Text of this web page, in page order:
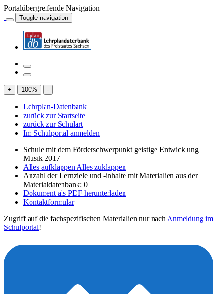
Portalübergreifende Navigation
Toggle navigation
+ 100% -
Lehrplan-Datenbank
zurück zur Startseite
zurück zur Schulart
Im Schulportal anmelden
Schule mit dem Förderschwerpunkt geistige Entwicklung
Musik 2017
Alles aufklappen Alles zuklappen
Anzahl der Lernziele und -inhalte mit Materialien aus der
Materialdatenbank: 0
Dokument als PDF herunterladen
Kontaktformular
Zugriff auf die fachspezifischen Materialien nur nach Anmeldung im
Schulportal!